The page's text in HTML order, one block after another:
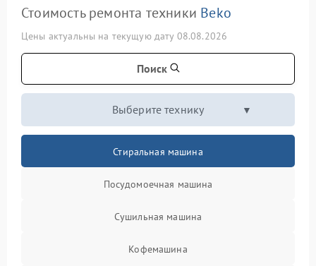
Стоимость ремонта техники Beko
Цены актуальны на текущую дату 08.08.2026
Поиск
Выберите технику
Стиральная машина
Посудомоечная машина
Сушильная машина
Кофемашина